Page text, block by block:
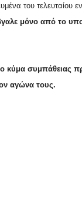
του τελευταίου
μόνο από το
κύμα συμπάθειας
αγώνα τους.